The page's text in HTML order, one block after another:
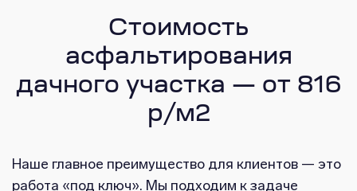
Стоимость
асфальтирования
дачного участка — от 816
р/м2
Наше главное преимущество для клиентов — это
работа «под ключ». Мы подходим к задаче